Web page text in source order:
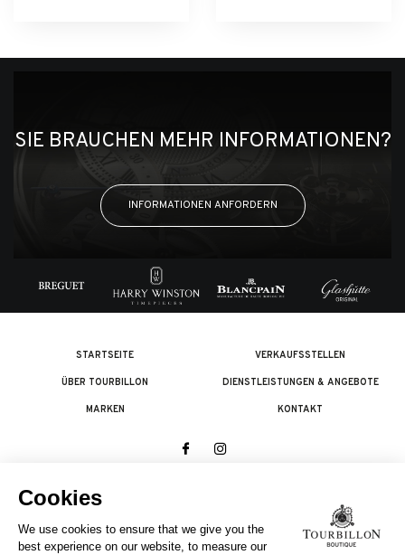
SIE BRAUCHEN MEHR INFORMATIONEN?
INFORMATIONEN ANFORDERN
STARTSEITE
ÜBER TOURBILLON
MARKEN
VERKAUFSSTELLEN
DIENSTLEISTUNGEN & ANGEBOTE
KONTAKT